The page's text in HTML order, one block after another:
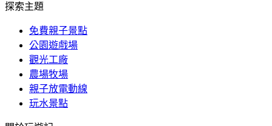
探索主題
免費親子景點
公園遊戲場
觀光工廠
農場牧場
親子放電動線
玩水景點